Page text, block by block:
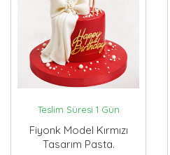
Teslim Süresi 1 Gün
Fiyonk Model Kırmızı
Tasarım Pasta.